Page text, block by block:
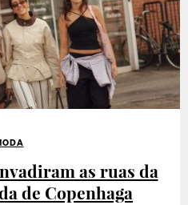
as ruas da
de Copenhaga